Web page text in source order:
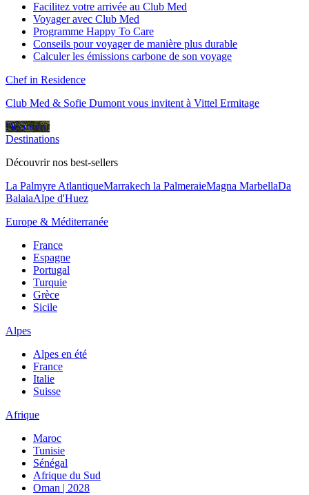
Facilitez votre arrivée au Club Med
Voyager avec Club Med
Programme Happy To Care
Conseils pour voyager de manière plus durable
Calculer les émissions carbone de son voyage
Chef in Residence
Club Med & Sofie Dumont vous invitent à Vittel Ermitage
Découvrir
Destinations
Découvrir nos best-sellers
La Palmyre AtlantiqueMarrakech la PalmeraieMagna MarbellaDa
BalaiaAlpe d'Huez
Europe & Méditerranée
France
Espagne
Portugal
Turquie
Grèce
Sicile
Alpes
Alpes en été
France
Italie
Suisse
Afrique
Maroc
Tunisie
Sénégal
Afrique du Sud
Oman | 2028